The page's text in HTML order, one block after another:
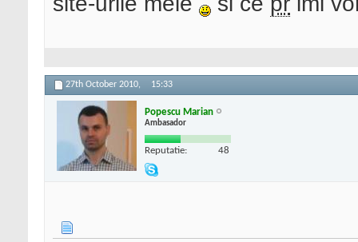
27th October 2010, 15:33
Popescu Marian
Ambasador
Reputatie: 48